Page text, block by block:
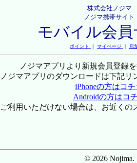
株式会社ノジマ
ノジマ携帯サイト
モバイル会員
ポイント ｜ マイページ ｜ 店
ノジマアプリより新規会員登録
ノジマアプリのダウンロードは下記リ
iPhoneの方はコチ
Androidの方はコ
利用いただけない場合は、お近くの
© 2026 Nojima.